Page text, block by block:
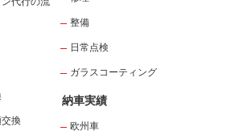
換
整備
日常点検
ガラスコーティング
納車実績
欧州車